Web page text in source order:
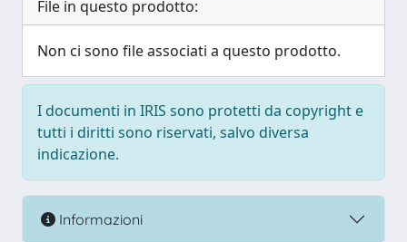
File in questo prodotto:
Non ci sono file associati a questo prodotto.
I documenti in IRIS sono protetti da copyright e
tutti i diritti sono riservati, salvo diversa
indicazione.
Informazioni